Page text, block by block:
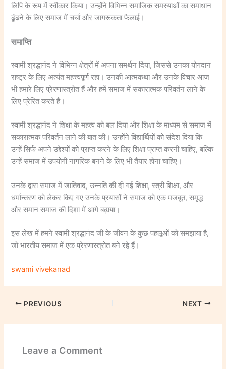
लिपि के रूप में स्वीकार किया। उन्होंने विभिन्न समाजिक समस्याओं का समाधान
ढूंढने के लिए समाज में चर्चा और जागरूकता फैलाई।
समाप्ति
स्वामी श्रद्धानंद ने विभिन्न क्षेत्रों में अपना समर्थन दिया, जिससे उनका योगदान
राष्ट्र के लिए अत्यंत महत्त्वपूर्ण रहा। उनकी आत्मकथा और उनके विचार आज
भी हमारे लिए प्रेरणास्त्रोत हैं और हमें समाज में सकारात्मक परिवर्तन लाने के
लिए प्रेरित करते हैं।
स्वामी श्रद्धानंद ने शिक्षा के महत्व को बल दिया और शिक्षा के माध्यम से समाज में
सकारात्मक परिवर्तन लाने की बात की। उन्होंने विद्यार्थियों को संदेश दिया कि
उन्हें सिर्फ अपने उद्देश्यों को प्राप्त करने के लिए शिक्षा प्राप्त करनी चाहिए, बल्कि
उन्हें समाज में उपयोगी नागरिक बनने के लिए भी तैयार होना चाहिए।
उनके द्वारा समाज में जातिवाद, उन्नति की दी गई शिक्षा, स्त्री शिक्षा, और
धर्मान्तरण को लेकर किए गए उनके प्रयासों ने समाज को एक मजबूत, समृद्ध
और समान समाज की दिशा में आगे बढ़ाया।
इस लेख में हमने स्वामी श्रद्धानंद जी के जीवन के कुछ पहलूओं को समझाया है,
जो भारतीय समाज में एक प्रेरणास्त्रोत बने रहे हैं।
swami vivekanad
PREVIOUS NEXT
Leave a Comment